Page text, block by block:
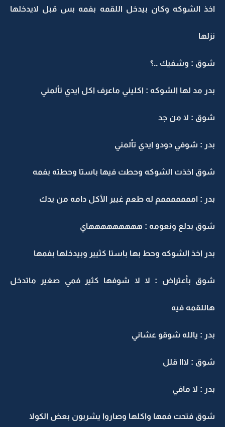
اخذ الشوكه وكان بيدخل اللقمه بفمه بس قبل لايدخلها
نزلها
شوق : وشفيك ..؟
بدر مد لها الشوكه : اكليني ماعرف اكل ايدي تألمني
شوق : لا من جد
بدر : شوفي دودو ايدي تألمني
شوق اخذت الشوكه وحطت فيها باستا وحطته بفمه
بدر : امممممممم له طعم غيير الأكل دامه من يدك
شوق بدلع ونعومه : هههههههههاي
بدر اخذ الشوكه وحط بها باستا كثيير وبيدخلها بفمها
شوق بأعتراض : لا لا شوفها كثير فمي صغير ماتدخل
هاللقمه فيه
بدر : يالله شوقو عشاني
شوق : لااا قلل
بدر : لا مافي
شوق فتحت فمها واكلها وصاروا يشربون بعض الكولا